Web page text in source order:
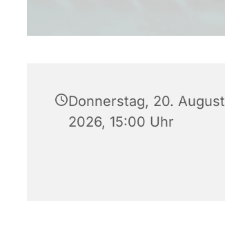
Donnerstag, 20. August
2026, 15:00 Uhr